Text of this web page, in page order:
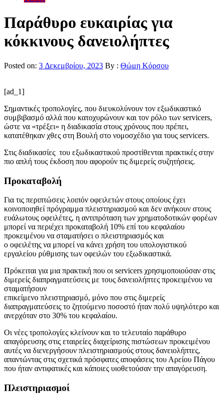
Παράθυρο ευκαιρίας για
κόκκινους δανειολήπτες
Posted on: 3 Δεκεμβρίου, 2023 By : Θώμη Κόρσου
[ad_1]
Σημαντικές τροπολογίες, που διευκολύνουν τον εξωδικαστικό
συμβιβασμό αλλά που κατοχυρώνουν και τον ρόλο των servicers,
ώστε να «τρέξει» η διαδικασία στους χρόνους που πρέπει,
κατατέθηκαν χθες στη Βουλή στο νομοσχέδιο για τους servicers.
Στις διαδικασίες του εξωδικαστικού προστίθενται πρακτικές στην
πιο απλή τους έκδοση που αφορούν τις διμερείς συζητήσεις.
Προκαταβολή
Για τις περιπτώσεις λοιπόν οφειλετών στους οποίους έχει
κοινοποιηθεί πρόγραμμα πλειστηριασμού και δεν ανήκουν στους
ευάλωτους οφειλέτες, η αντιπρόταση των χρηματοδοτικών φορέων
μπορεί να περιέχει προκαταβολή 10% επί του κεφαλαίου
προκειμένου να σταματήσει ο πλειστηριασμός και
ο οφειλέτης να μπορεί να κάνει χρήση του υπολογιστικού
εργαλείου ρύθμισης των οφειλών του εξωδικαστικά.
Πρόκειται για μια πρακτική που οι servicers χρησιμοποιούσαν στις
διμερείς διαπραγματεύσεις με τους δανειολήπτες προκειμένου να
σταματήσουν
επικείμενο πλειστηριασμό, μόνο που στις διμερείς
διαπραγματεύσεις το ζητούμενο ποσοστό ήταν πολύ υψηλότερο και
ανερχόταν στο 30% του κεφαλαίου.
Οι νέες τροπολογίες κλείνουν και το τελευταίο παράθυρο
απαγόρευσης στις εταιρείες διαχείρισης πιστώσεων προκειμένου
αυτές να διενεργήσουν πλειστηριασμούς στους δανειολήπτες,
απαντώντας στις σχετικά πρόσφατες αποφάσεις του Αρείου Πάγου
που ήταν αντιφατικές και κάποιες υιοθετούσαν την απαγόρευση.
Πλειστηριασμοί